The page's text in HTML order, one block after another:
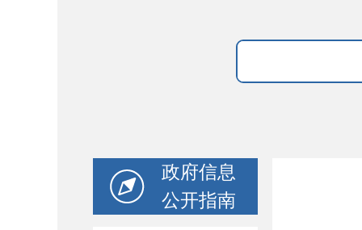
政府信息
公开指南